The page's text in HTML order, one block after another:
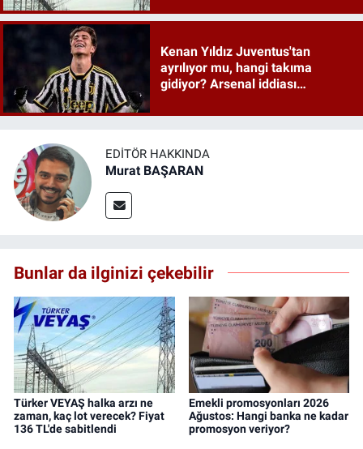
Kenan Yıldız Juventus'tan
ayrılıyor mu, hangi takıma
gidiyor? Arsenal iddiası
EDITÖR HAKKINDA
Murat BAŞARAN
Bunlar da ilginizi çekebilir
Türker VEYAŞ halka arzı ne
zaman, kaç lot verecek? Fiyat
136 TL'de sabitlendi
Emekli promosyonları 2026
Ağustos: Hangi banka ne kadar
promosyon veriyor?